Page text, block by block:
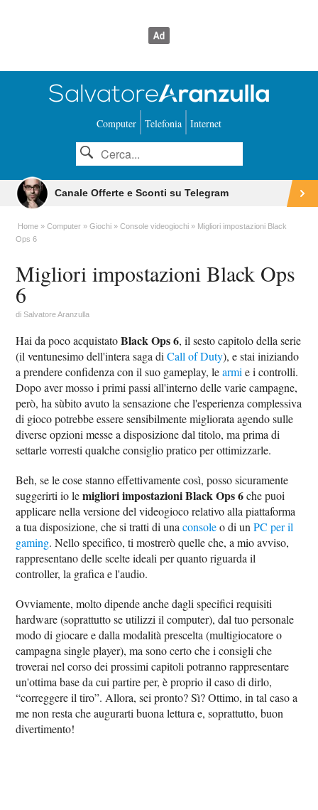
Computer Telefonia Internet
Canale Offerte e Sconti su Telegram
Home Computer Giochi Console videogiochi
Migliori impostazioni Black
Ops 6
Migliori impostazioni Black Ops
6
diSalvatore Aranzulla
Hai da poco acquistatoBlack Ops 6, il sesto capitolo della serie
(il ventunesimo dell'intera saga diCall of Duty), e stai iniziando
a prendere confidenza con il suo gameplay, learmi e i controlli.
Dopo aver mosso i primi passi all'interno delle varie campagne,
però, ha sùbito avuto la sensazione che l'esperienza complessiva
di gioco potrebbe essere sensibilmente migliorata agendo sulle
diverse opzioni messe a disposizione dal titolo, ma prima di
settarle vorresti qualche consiglio pratico per ottimizzarle.
Beh, se le cose stanno effettivamente così, posso sicuramente
suggerirti io lemigliori impostazioni Black Ops 6che puoi
applicare nella versione del videogioco relativo alla piattaforma
a tua disposizione, che si tratti di unaconsoleo di unPC per il
gaming. Nello specifico, ti mostrerò quelle che, a mio avviso,
rappresentano delle scelte ideali per quanto riguarda il
controller, la grafica e l'audio.
Ovviamente, molto dipende anche dagli specifici requisiti
hardware (soprattutto se utilizzi il computer), dal tuo personale
modo di giocare e dalla modalità prescelta (multigiocatore o
campagna single player), ma sono certo che i consigli che
troverai nel corso dei prossimi capitoli potranno rappresentare
un'ottima base da cui partire per, è proprio il caso di dirlo,
“correggere il tiro”. Allora, sei pronto? Sì? Ottimo, in tal caso a
me non resta che augurarti buona lettura e, soprattutto, buon
divertimento!